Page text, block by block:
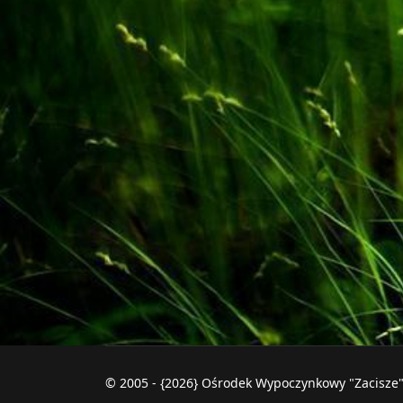
© 2005 - {2026} Ośrodek Wypoczynkowy "Zacisze"